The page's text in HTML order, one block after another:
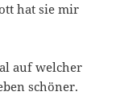
hat sie mir
auf welcher
schöner.